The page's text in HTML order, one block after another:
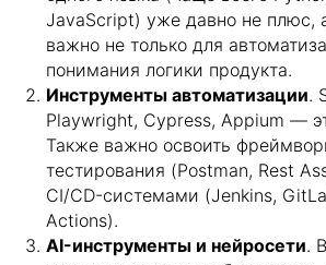
JavaScript) уже давно не плюс,
важно не только для
понимания логики продукта.
Инструменты автоматизации.
Playwright, Cypress, Appium —
Также важно освоить
тестирования (Postman, Rest
CI/CD-системами (Jenkins,
Actions).
AI-инструменты и нейросети.